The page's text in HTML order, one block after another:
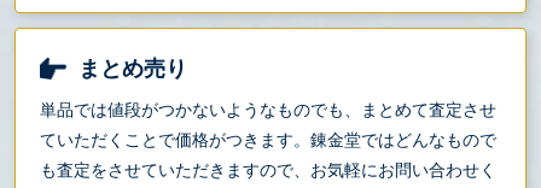
まとめ売り
単品では値段がつかないようなものでも、まとめて査定させ
ていただくことで価格がつきます。錬金堂ではどんなもので
も査定をさせていただきますので、お気軽にお問い合わせく